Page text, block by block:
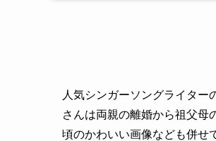
人気シンガーソングライター
さんは両親の離婚から祖父母
頃のかわいい画像なども併せ